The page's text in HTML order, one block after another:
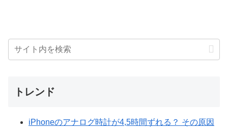
トレンド
iPhoneのアナログ時計が4,5時間ずれる？ その原因